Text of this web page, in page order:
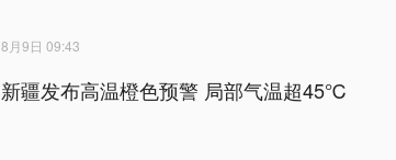
8月9日 09:43
新疆发布高温橙色预警 局部气温超45℃